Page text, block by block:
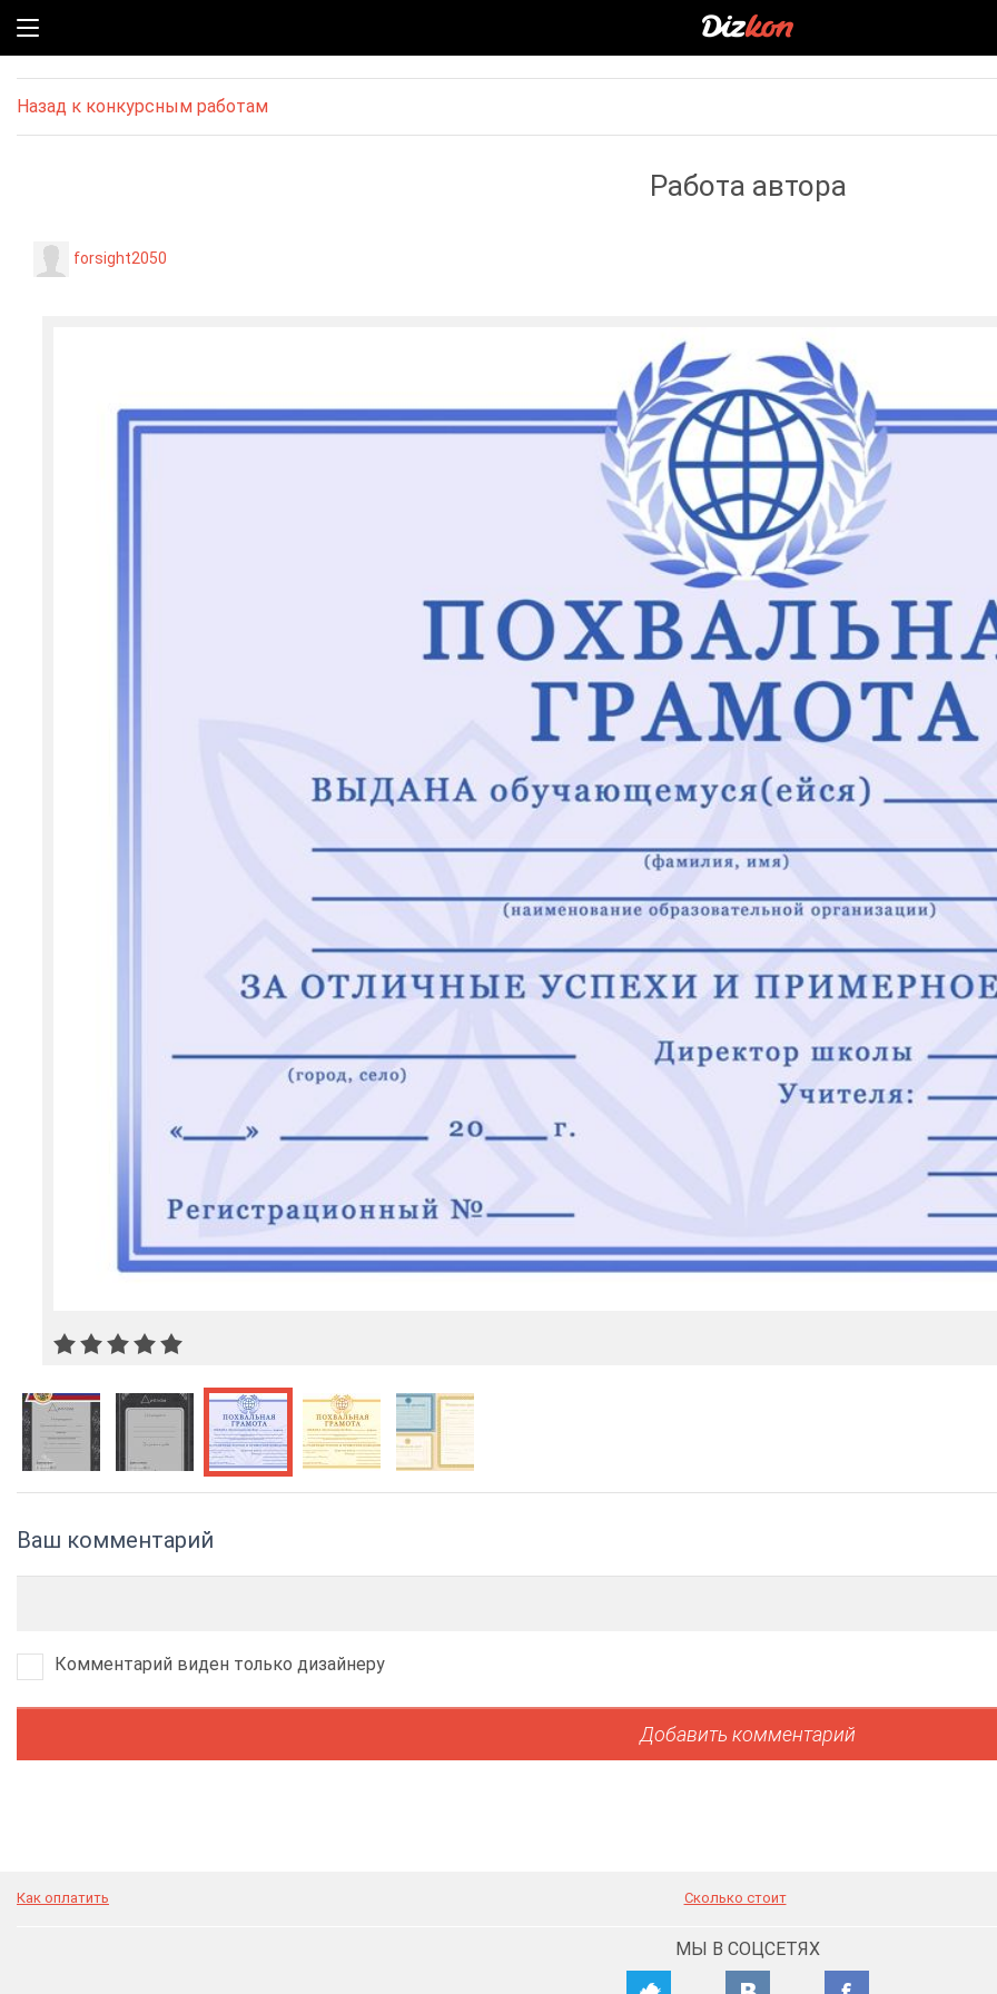
Назад к конкурсным работам
Работа автора
forsight2050
Ваш комментарий
Комментарий виден только дизайнеру
Как оплатить Сколько стоит
МЫ В СОЦСЕТЯХ